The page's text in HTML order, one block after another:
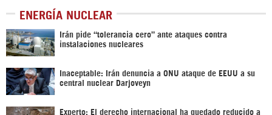
ENERGÍA NUCLEAR
Irán pide “tolerancia cero” ante ataques contra
instalaciones nucleares
Inaceptable: Irán denuncia a ONU ataque de EEUU a su
central nuclear Darjoveyn
Experto: El derecho internacional ha quedado reducido a